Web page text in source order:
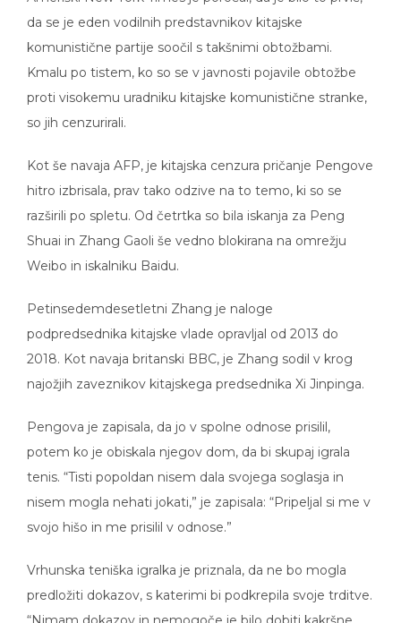
da se je eden vodilnih predstavnikov kitajske
komunistične partije soočil s takšnimi obtožbami.
Kmalu po tistem, ko so se v javnosti pojavile obtožbe
proti visokemu uradniku kitajske komunistične stranke,
so jih cenzurirali.
hitro izbrisala, prav tako odzive na to temo, ki so se
razširili po spletu. Od četrtka so bila iskanja za Peng
Shuai in Zhang Gaoli še vedno blokirana na omrežju
Weibo in iskalniku Baidu.
podpredsednika kitajske vlade opravljal od 2013 do
2018. Kot navaja britanski BBC, je Zhang sodil v krog
najožjih zaveznikov kitajskega predsednika Xi Jinpinga.
potem ko je obiskala njegov dom, da bi skupaj igrala
tenis. “Tisti popoldan nisem dala svojega soglasja in
nisem mogla nehati jokati,” je zapisala: “Pripeljal si me v
svojo hišo in me prisilil v odnose.”
predložiti dokazov, s katerimi bi podkrepila svoje trditve.
“Nimam dokazov in nemogoče je bilo dobiti kakršne